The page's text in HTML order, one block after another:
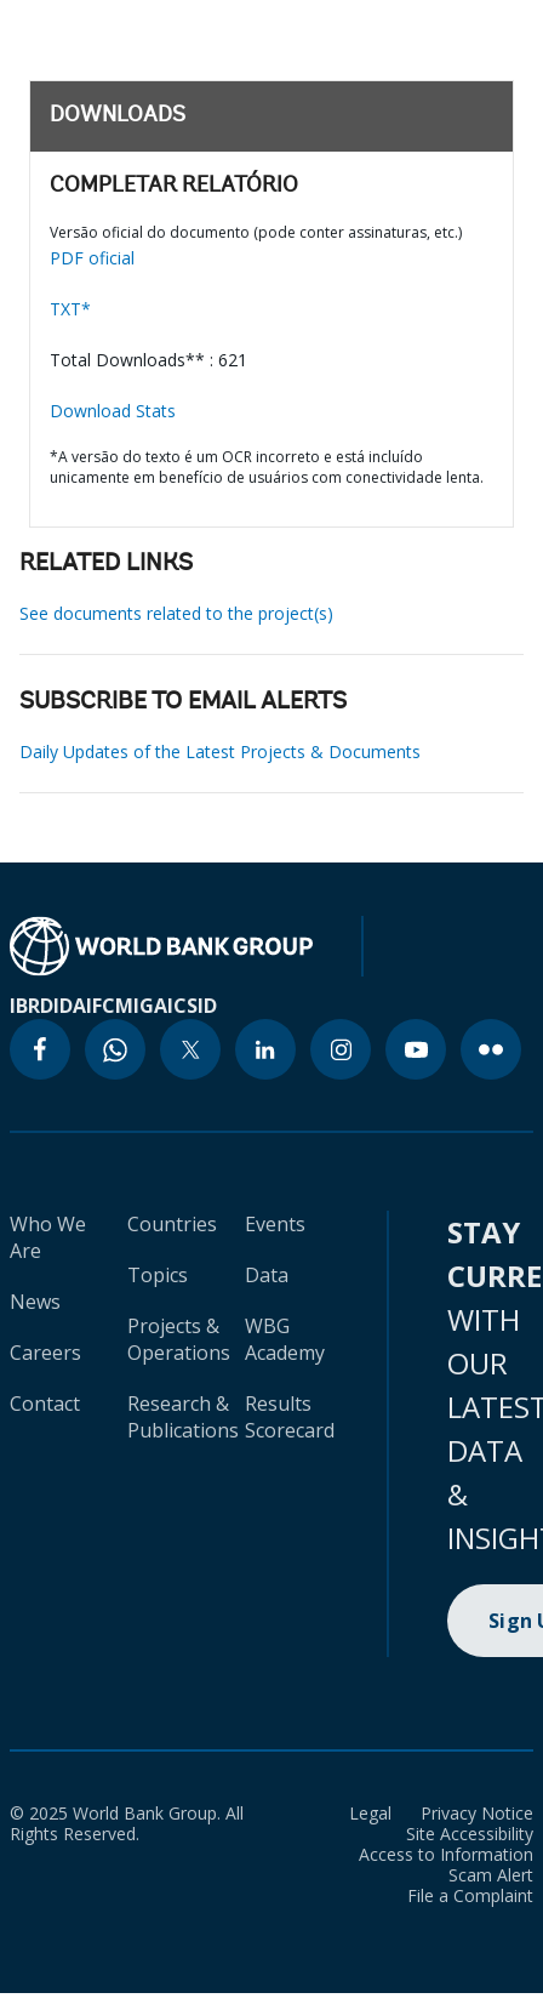
DOWNLOADS
COMPLETAR RELATÓRIO
Versão oficial do documento (pode conter assinaturas, etc.)
PDF oficial
TXT*
Total Downloads** : 621
Download Stats
*A versão do texto é um OCR incorreto e está incluído
unicamente em benefício de usuários com conectividade lenta.
RELATED LINKS
See documents related to the project(s)
SUBSCRIBE TO EMAIL ALERTS
Daily Updates of the Latest Projects & Documents
IBRDIDAIFCMIGAICSID
Who We
Are
News
Careers
Contact
Countries
Topics
Projects &
Operations
Research &
Publications
Events
Data
WBG
Academy
Results
Scorecard
STAY
WITH
OUR
DATA
&
Sign
© 2025 World Bank Group. All
Rights Reserved.
Legal
Privacy Notice
Site Accessibility
Access to Information
Scam Alert
File a Complaint